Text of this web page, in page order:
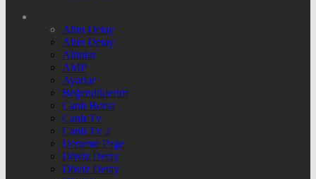
Altın Detay
Altın Detay
Altınlar
AMP
Ayarlar
Beğendiklerim
Canlı Borsa
Canlı Tv
Canlı Tv 2
Deneme Page
Döviz Detay
Döviz Detay